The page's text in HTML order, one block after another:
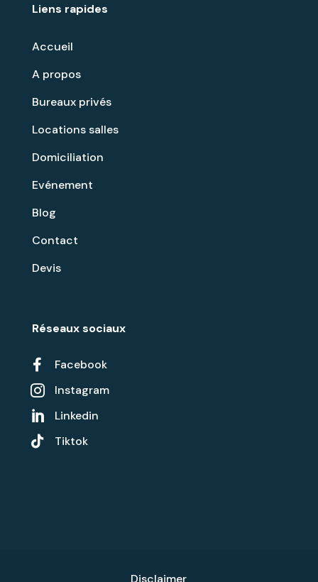
Réseaux sociaux
 Facebook
 Instagram

Linkedin

Tiktok
Liens rapides
Accueil
A propos
Bureaux privés
Locations salles
Domiciliation
Evénement
Blog
Contact
Devis
Disclaimer